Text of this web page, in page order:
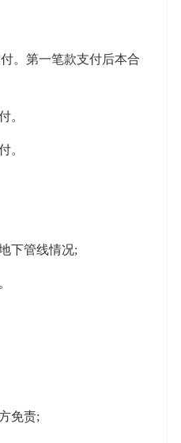
。第一笔款支付后本合
。
。
下管线情况;
免责;